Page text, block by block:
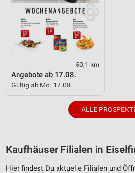
50,1 km
Angebote ab 17.08.
Gültig ab Mo. 17.08.
ALLE
Kaufhäuser Filialen in
Hier findest Du aktuelle Filialen und